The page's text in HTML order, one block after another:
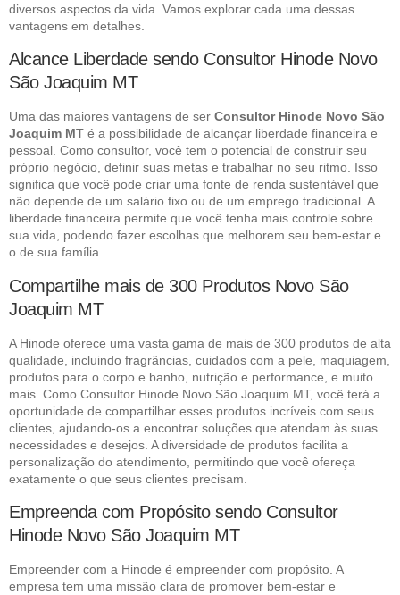
diversos aspectos da vida. Vamos explorar cada uma dessas
vantagens em detalhes.
Alcance Liberdade sendo Consultor Hinode Novo
São Joaquim MT
Uma das maiores vantagens de ser Consultor Hinode Novo São
Joaquim MT é a possibilidade de alcançar liberdade financeira e
pessoal. Como consultor, você tem o potencial de construir seu
próprio negócio, definir suas metas e trabalhar no seu ritmo. Isso
significa que você pode criar uma fonte de renda sustentável que
não depende de um salário fixo ou de um emprego tradicional. A
liberdade financeira permite que você tenha mais controle sobre
sua vida, podendo fazer escolhas que melhorem seu bem-estar e
o de sua família.
Compartilhe mais de 300 Produtos Novo São
Joaquim MT
A Hinode oferece uma vasta gama de mais de 300 produtos de alta
qualidade, incluindo fragrâncias, cuidados com a pele, maquiagem,
produtos para o corpo e banho, nutrição e performance, e muito
mais. Como Consultor Hinode Novo São Joaquim MT, você terá a
oportunidade de compartilhar esses produtos incríveis com seus
clientes, ajudando-os a encontrar soluções que atendam às suas
necessidades e desejos. A diversidade de produtos facilita a
personalização do atendimento, permitindo que você ofereça
exatamente o que seus clientes precisam.
Empreenda com Propósito sendo Consultor
Hinode Novo São Joaquim MT
Empreender com a Hinode é empreender com propósito. A
empresa tem uma missão clara de promover bem-estar e